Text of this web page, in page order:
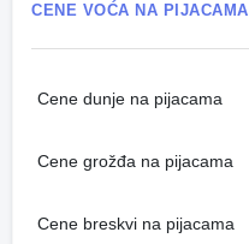
CENE VOĆA NA PIJACAMA
Cene dunje na pijacama
Cene grožđa na pijacama
Cene breskvi na pijacama